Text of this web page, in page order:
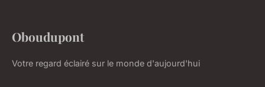
Oboudupont
Votre regard éclairé sur le monde d'aujourd'hui